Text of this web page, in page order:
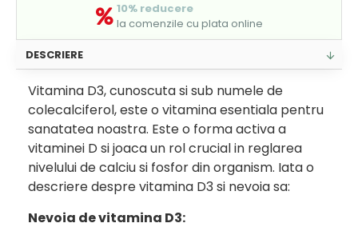
10% reducere
la comenzile cu plata online
DESCRIERE
Vitamina D3, cunoscuta si sub numele de
colecalciferol, este o vitamina esentiala pentru
sanatatea noastra. Este o forma activa a
vitaminei D si joaca un rol crucial in reglarea
nivelului de calciu si fosfor din organism. Iata o
descriere despre vitamina D3 si nevoia sa:
Nevoia de vitamina D3: